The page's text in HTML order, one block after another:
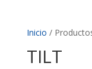
Inicio /
TILT